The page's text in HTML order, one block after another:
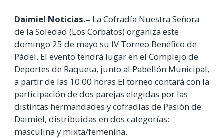
Daimiel Noticias.– La Cofradía Nuestra Señora
de la Soledad (Los Corbatos) organiza este
domingo 25 de mayo su IV Torneo Benéfico de
Pádel. El evento tendrá lugar en el Complejo de
Deportes de Raqueta, junto al Pabellón Municipal,
a partir de las 10:00 horas.El torneo contará con la
participación de dos parejas elegidas por las
distintas hermandades y cofradías de Pasión de
Daimiel, distribuidas en dos categorías:
masculina y mixta/femenina.